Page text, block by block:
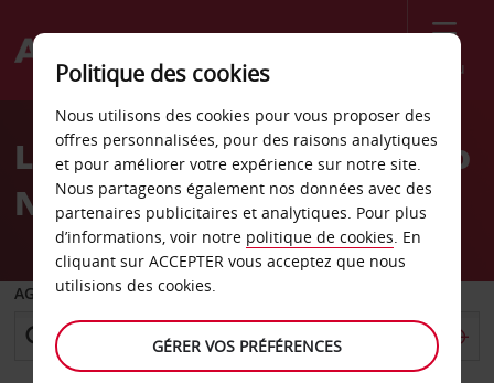
Menu
Welcome
AvisLocation de voiture Puerto
Natales
AGENCE DE DÉPART
Politique des cookies
Nous utilisons des cookies pour vous proposer des
offres personnalisées, pour des raisons analytiques
et pour améliorer votre expérience sur notre site.
Nous partageons également nos données avec des
partenaires publicitaires et analytiques. Pour plus
d’informations, voir notre politique de cookies. En
cliquant sur ACCEPTER vous acceptez que nous
utilisions des cookies.
GÉRER VOS PRÉFÉRENCES